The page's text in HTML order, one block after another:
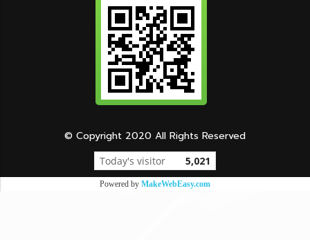
© Copyright 2020 All Rights Reserved
Today's visitor 5,021
Powered by MakeWebEasy.com